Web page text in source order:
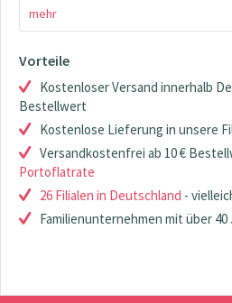
mehr
Vorteile
Kostenloser Versand innerhalb
Bestellwert
Kostenlose Lieferung in unsere
Versandkostenfrei ab 10 €
Portoflatrate
26 Filialen in Deutschland -
Familienunternehmen mit über